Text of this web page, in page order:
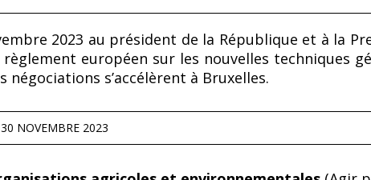
2023 au président de la République et à la
européen sur les nouvelles techniques
s’accélèrent à Bruxelles.
30 NOVEMBRE 2023